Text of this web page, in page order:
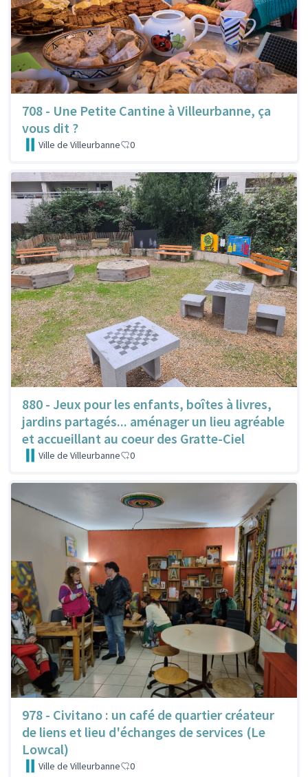
708 - Une Petite Cantine à Villeurbanne, ça
vous dit ?
Ville de Villeurbanne 0
880 - Jeux pour les enfants, boîtes à livres,
jardins partagés... aménager un lieu agréable
et accueillant au coeur des Gratte-Ciel
Ville de Villeurbanne 0
978 - Civitano : un café de quartier créateur
de liens et lieu d'échanges de services (Le
Lowcal)
Ville de Villeurbanne 0